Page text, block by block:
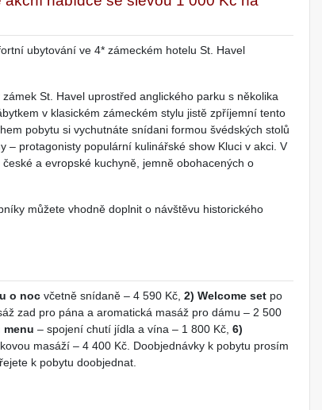
ubytování ve 4* zámeckém hotelu St. Havel
St. Havel uprostřed anglického parku s několika
v klasickém zámeckém stylu jistě zpříjemní tento
pobytu si vychutnáte snídani formou švédských stolů
protagonisty populární kulinářské show Kluci v akci. V
a evropské kuchyně, jemně obohacených o
můžete vhodně doplnit o návštěvu historického
o noc včetně snídaně – 4 590 Kč, 2) Welcome set po
zad pro pána a aromatická masáž pro dámu – 2 500
menu – spojení chutí jídla a vína – 1 800 Kč, 6)
masáží – 4 400 Kč. Doobjednávky k pobytu prosím
k pobytu doobjednat.